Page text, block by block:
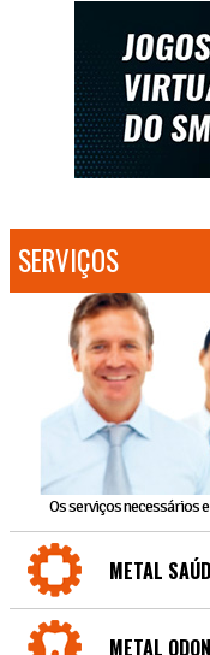
SERVIÇOS
Os serviços necessários
METAL
METAL